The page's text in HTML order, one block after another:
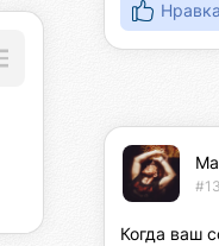
Нравка
Когда ваш